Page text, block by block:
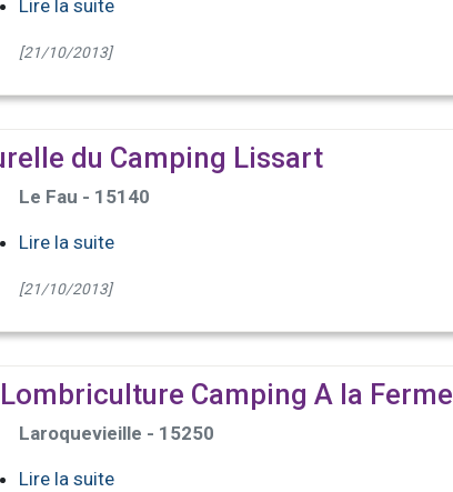
Lire la suite
[21/10/2013]
du Camping Lissart
Le Fau - 15140
Lire la suite
[21/10/2013]
Camping A la Ferme
Laroquevieille - 15250
Lire la suite